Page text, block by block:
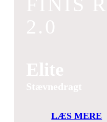
LÆS MERE